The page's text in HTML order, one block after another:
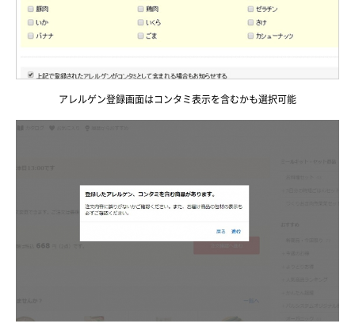
アレルゲン登録画面はコンタミ表示を含むかも選択可能